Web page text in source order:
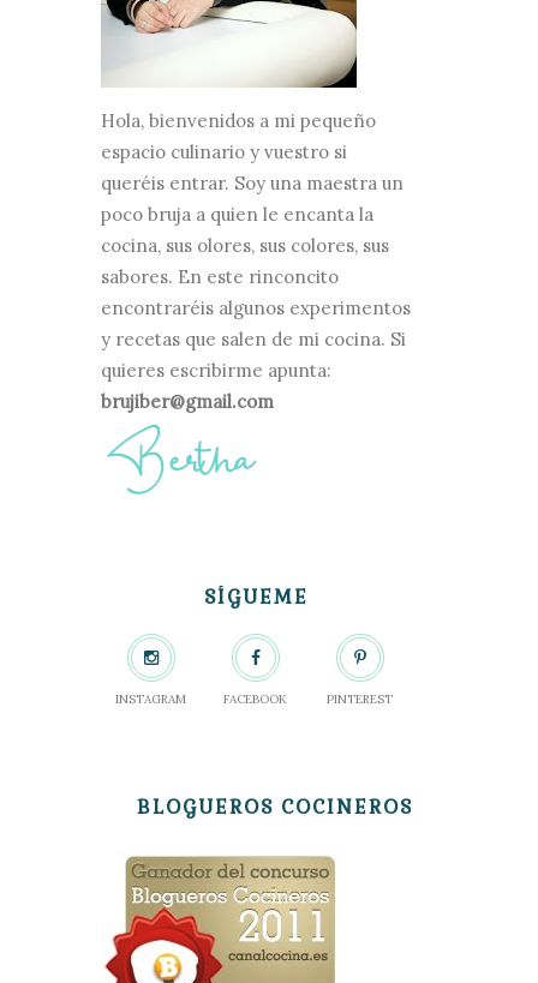
Hola, bienvenidos a mi pequeño
espacio culinario y vuestro si
queréis entrar. Soy una maestra un
poco bruja a quien le encanta la
cocina, sus olores, sus colores, sus
sabores. En este rinconcito
encontraréis algunos experimentos
y recetas que salen de mi cocina. Si
quieres escribirme apunta:
brujiber@gmail.com
SÍGUEME
INSTAGRAM FACEBOOK PINTEREST
BLOGUEROS COCINEROS